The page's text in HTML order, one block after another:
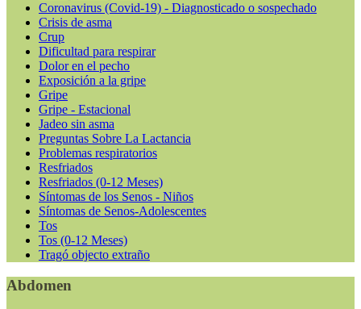
Coronavirus (Covid-19) - Diagnosticado o sospechado
Crisis de asma
Crup
Dificultad para respirar
Dolor en el pecho
Exposición a la gripe
Gripe
Gripe - Estacional
Jadeo sin asma
Preguntas Sobre La Lactancia
Problemas respiratorios
Resfriados
Resfriados (0-12 Meses)
Síntomas de los Senos - Niños
Síntomas de Senos-Adolescentes
Tos
Tos (0-12 Meses)
Tragó objecto extraño
Abdomen